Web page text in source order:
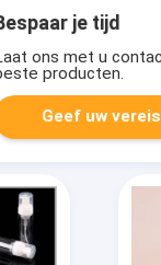
je tijd
ons met u
producten.
Geef uw